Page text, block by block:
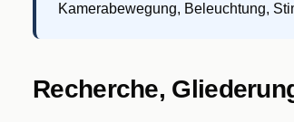
Kamerabewegung, Beleuchtung,
Recherche,